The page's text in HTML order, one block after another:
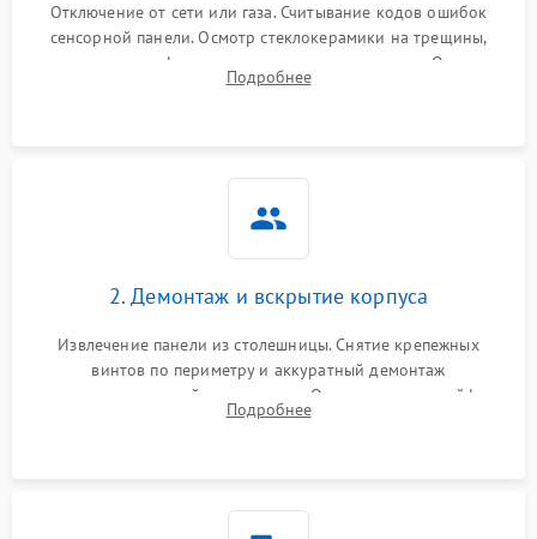
Отключение от сети или газа. Считывание кодов ошибок
сенсорной панели. Осмотр стеклокерамики на трещины,
проверка конфорок на равномерность нагрева. Опрос
клиента о симптомах (не включается, не видит посуду,
Подробнее
2. Демонтаж и вскрытие корпуса
Извлечение панели из столешницы. Снятие крепежных
винтов по периметру и аккуратный демонтаж
стеклокерамической поверхности. Отсоединение шлейфов
сенсорного блока для доступа к силовым платам, катушкам
Подробнее